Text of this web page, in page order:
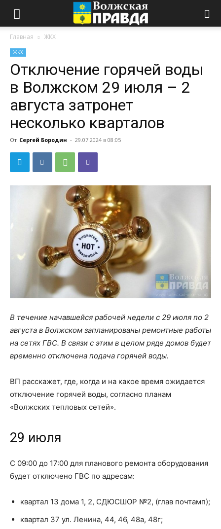
Главная ЖКХ
ЖКХ
Отключение горячей воды
в Волжском 29 июля – 2
августа затронет
несколько кварталов
От Сергей Бородин - 29.07.2024 в 08:05
В течение начавшейся рабочей недели с 29 июля по 2
августа в Волжском запланированы ремонтные работы
на сетях ГВС. В связи с этим в целом ряде домов будет
временно отключена подача горячей воды.
ВП расскажет, где, когда и на какое время ожидается
отключение горячей воды, согласно планам
«Волжских тепловых сетей».
29 июля
С 09:00 до 17:00 для планового ремонта оборудования
будет отключено ГВС по адресам:
квартал 13 дома 1, 2, СДЮСШОР №2, (глав почтамп);
квартал 37 ул. Ленина, 44, 46, 48а, 48г;